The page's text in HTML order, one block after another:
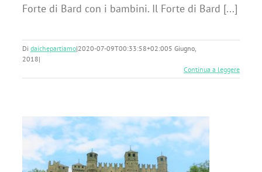
Forte di Bard con i bambini. Il Forte di Bard [...]
Di daichepartiamo|2020-07-09T00:33:58+02:005 Giugno,
2018|
Continua a leggere